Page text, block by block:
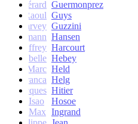
Gérard Guermonprez
Raoul Guys
Harvey Guzzini
Lehmann Hansen
Geoffrey Harcourt
Isabelle Hebey
Marc Held
Franca Helg
Jacques Hitier
Isao
Hosoe
Max Ingrand